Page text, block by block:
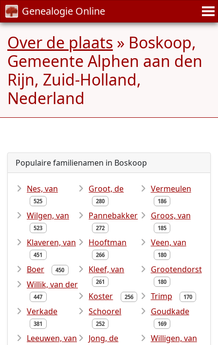
Genealogie Online
Over de plaats » Boskoop,
Gemeente Alphen aan den
Rijn, Zuid-Holland,
Nederland
Populaire familienamen in Boskoop
Nes, van
525
Wilgen, van
523
Klaveren, van
451
Boer 450
Willik, van der
447
Verkade
381
Leeuwen, van
Groot, de
280
Pannebakker
272
Hooftman
266
Kleef, van
261
Koster 256
Schoorel
252
Jong, de
Vermeulen
186
Groos, van
185
Veen, van
180
Grootendorst
180
Trimp 170
Goudkade
169
Willigen, van